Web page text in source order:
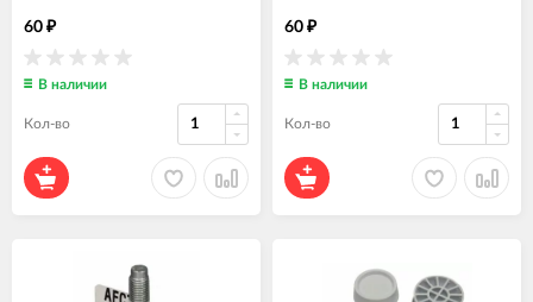
60 ₽
В наличии
Кол-во
60 ₽
В наличии
Кол-во